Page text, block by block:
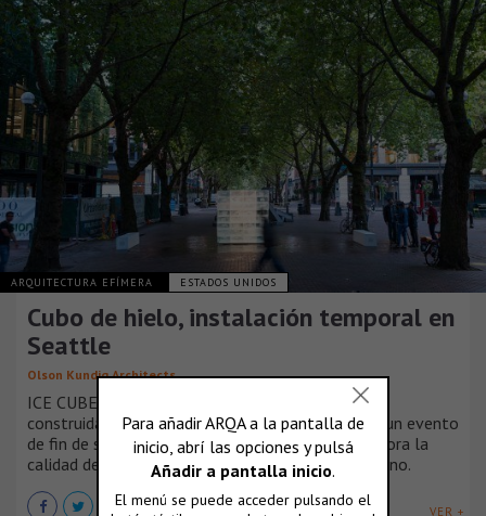
ARQUITECTURA EFÍMERA ESTADOS UNIDOS
Cubo de hielo, instalación temporal en
Seattle
Olson Kundig Architects
ICE CUBE es una instalación temporal diseñada y
construida para el Seattle Design Festival 2016, un evento
de fin de semana que explora cómo el diseño mejora la
calidad de nuestras vidas y de nuestro centro urbano.
VER +